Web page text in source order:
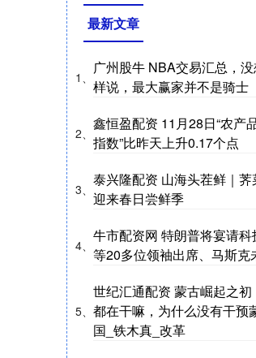
最新文章
1、
广州股牛 NBA交易汇总，
样说，最大赢家并不是骑士
2、
鑫恒盈配资 11月28日“农产
指数”比昨天上升0.17个点
3、
泰兴隆配资 山海头茬鲜｜
迎来春日尝鲜季
4、
牛市配资网 特朗普将宴请
等20多位领袖出席、马斯克
5、
世纪汇通配资 蒙古崛起之
都在干嘛，为什么没有干预
国_铁木真_改革